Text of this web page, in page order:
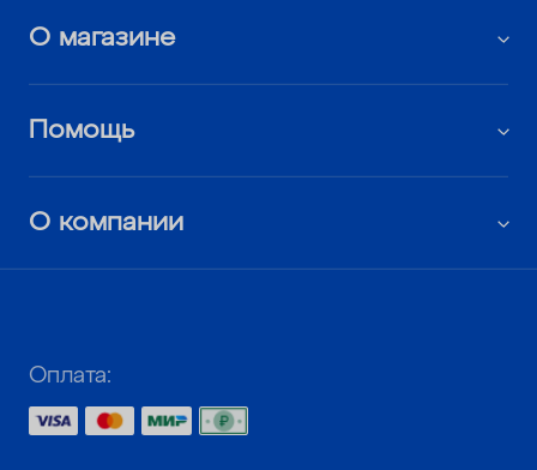
О магазине
Помощь
О компании
Оплата: